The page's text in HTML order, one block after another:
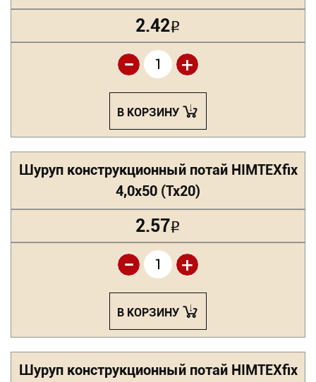
2.42Р
+
-
В КОРЗИНУ
Шуруп конструкционный потай HIMTEXfix
4,0х50 (Tx20)
2.57Р
+
-
В КОРЗИНУ
Шуруп конструкционный потай HIMTEXfix